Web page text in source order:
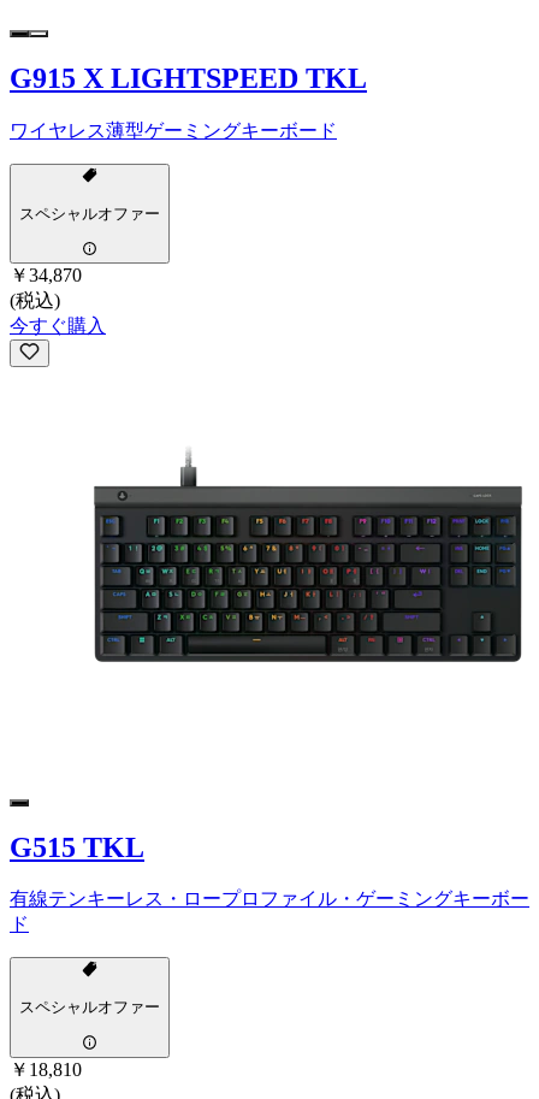
G915 X LIGHTSPEED TKL
ワイヤレス薄型ゲーミングキーボード
スペシャルオファー
￥34,870
(税込)
今すぐ購入
G515 TKL
有線テンキーレス・ロープロファイル・ゲーミングキーボー
ド
スペシャルオファー
￥18,810
(税込)